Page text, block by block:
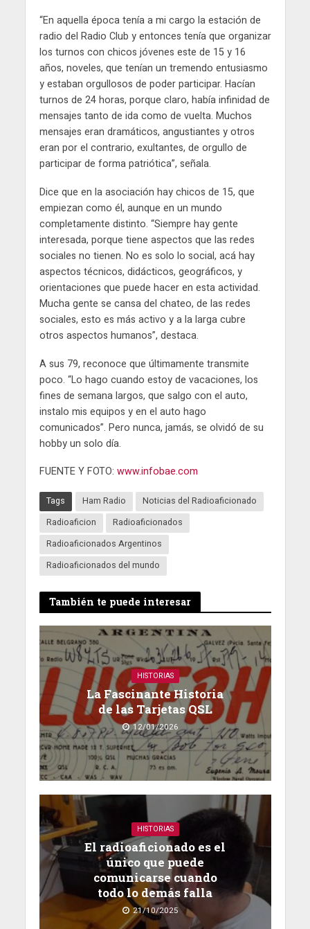
“En aquella época tenía a mi cargo la estación de
radio del Radio Club y entonces tenía que organizar
los turnos con chicos jóvenes este de 15 y 16
años, noveles, que tenían un tremendo entusiasmo
y estaban orgullosos de poder participar. Hacían
turnos de 24 horas, porque claro, había infinidad de
mensajes tanto de ida como de vuelta. Muchos
mensajes eran dramáticos, angustiantes y otros
eran por el contrario, exultantes, de orgullo de
participar de forma patriótica”, señala.
Dice que en la asociación hay chicos de 15, que
empiezan como él, aunque en un mundo
completamente distinto. “Siempre hay gente
interesada, porque tiene aspectos que las redes
sociales no tienen. No es solo lo social, acá hay
aspectos técnicos, didácticos, geográficos, y
orientaciones que puede hacer en esta actividad.
Mucha gente se cansa del chateo, de las redes
sociales, esto es más activo y a la larga cubre
otros aspectos humanos”, destaca.
A sus 79, reconoce que últimamente transmite
poco. “Lo hago cuando estoy de vacaciones, los
fines de semana largos, que salgo con el auto,
instalo mis equipos y en el auto hago
comunicados”. Pero nunca, jamás, se olvidó de su
hobby un solo día.
FUENTE Y FOTO: www.infobae.com
Tags Ham Radio
Noticias del Radioaficionado
Radioaficion
Radioaficionados
Radioaficionados Argentinos
Radioaficionados del mundo
También te puede interesar
HISTORIAS
La Fascinante Historia
de las Tarjetas QSL
12/01/2026
HISTORIAS
El radioaficionado es el
único que puede
comunicarse cuando
todo lo demás falla
21/10/2025